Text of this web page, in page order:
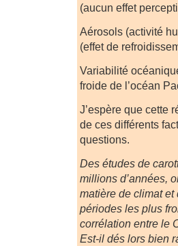
(aucun effet
Aérosols (activité
(effet de
Variabilité
froide de l’océan
J’espère que cette
de ces différents
questions.
Des études de
millions d’années,
matière de climat et
périodes les plus
corrélation entre le
Est-il dés lors bien